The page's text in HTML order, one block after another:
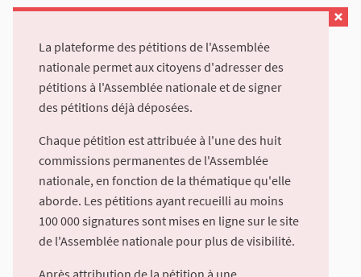
La plateforme des pétitions de l'Assemblée
nationale permet aux citoyens d'adresser des
pétitions à l'Assemblée nationale et de signer
des pétitions déjà déposées.
Chaque pétition est attribuée à l'une des huit
commissions permanentes de l'Assemblée
nationale, en fonction de la thématique qu'elle
aborde. Les pétitions ayant recueilli au moins
100 000 signatures sont mises en ligne sur le site
de l'Assemblée nationale pour plus de visibilité.